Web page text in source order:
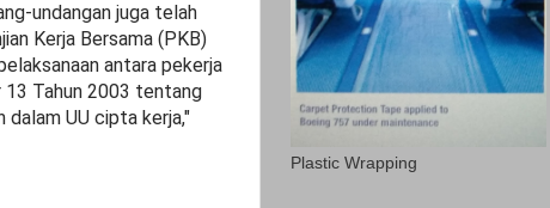
undangan juga telah
Kerja Bersama (PKB)
antara pekerja
13 Tahun 2003 tentang
dalam UU cipta kerja,"
Plastic Wrapping